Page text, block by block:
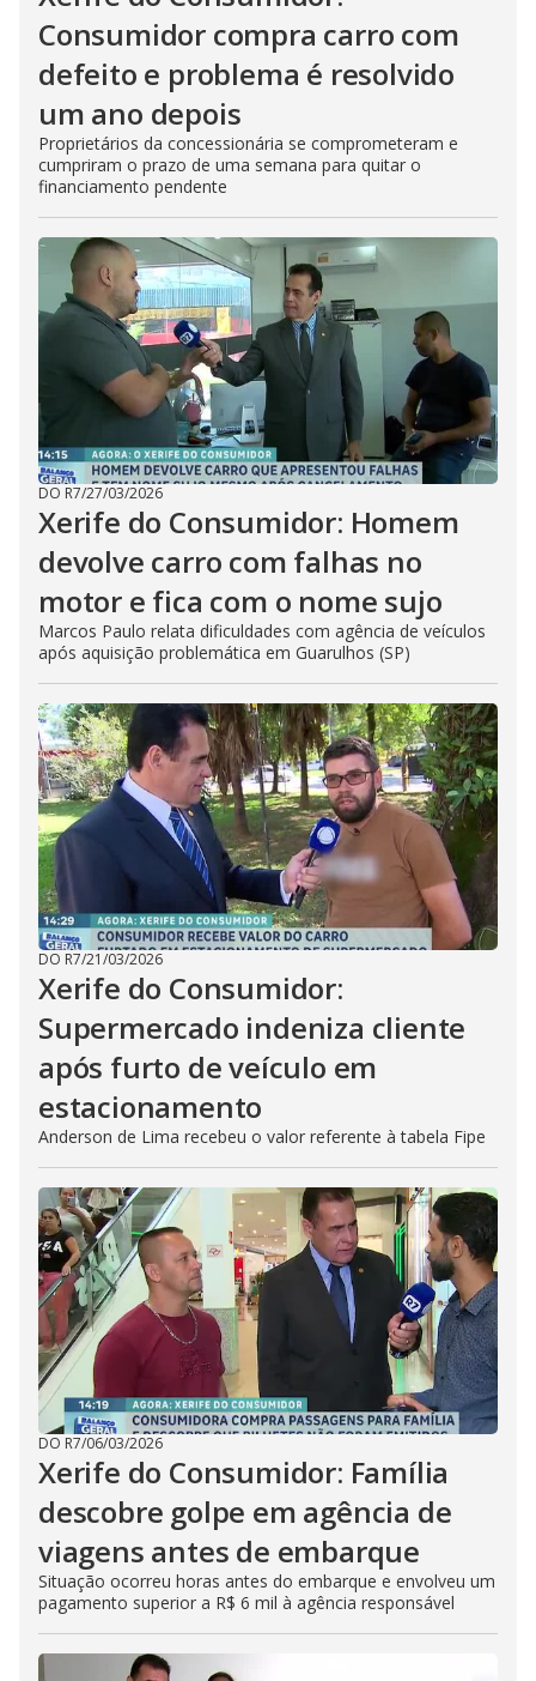
Consumidor compra carro com
defeito e problema é resolvido
um ano depois
Proprietários da concessionária se comprometeram e
cumpriram o prazo de uma semana para quitar o
financiamento pendente
DO R7/27/03/2026
Xerife do Consumidor: Homem
devolve carro com falhas no
motor e fica com o nome sujo
Marcos Paulo relata dificuldades com agência de veículos
após aquisição problemática em Guarulhos (SP)
DO R7/21/03/2026
Xerife do Consumidor:
Supermercado indeniza cliente
após furto de veículo em
estacionamento
Anderson de Lima recebeu o valor referente à tabela Fipe
DO R7/06/03/2026
Xerife do Consumidor: Família
descobre golpe em agência de
viagens antes de embarque
Situação ocorreu horas antes do embarque e envolveu um
pagamento superior a R$ 6 mil à agência responsável